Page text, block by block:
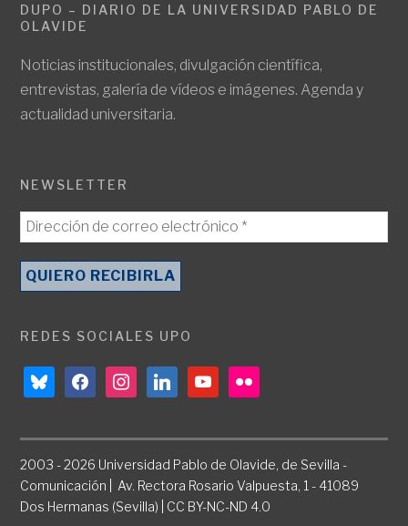
DUPO – DIARIO DE LA UNIVERSIDAD PABLO DE
OLAVIDE
Noticias institucionales, divulgación científica,
entrevistas, galería de vídeos e imágenes. Agenda y
actualidad universitaria.
NEWSLETTER
REDES SOCIALES UPO
blueskyfacebookinstagramlinkedinyoutubeflickr
2003 - 2026 Universidad Pablo de Olavide, de Sevilla -
Comunicación | Av. Rectora Rosario Valpuesta, 1 - 41089
Dos Hermanas (Sevilla) | CC BY-NC-ND 4.0